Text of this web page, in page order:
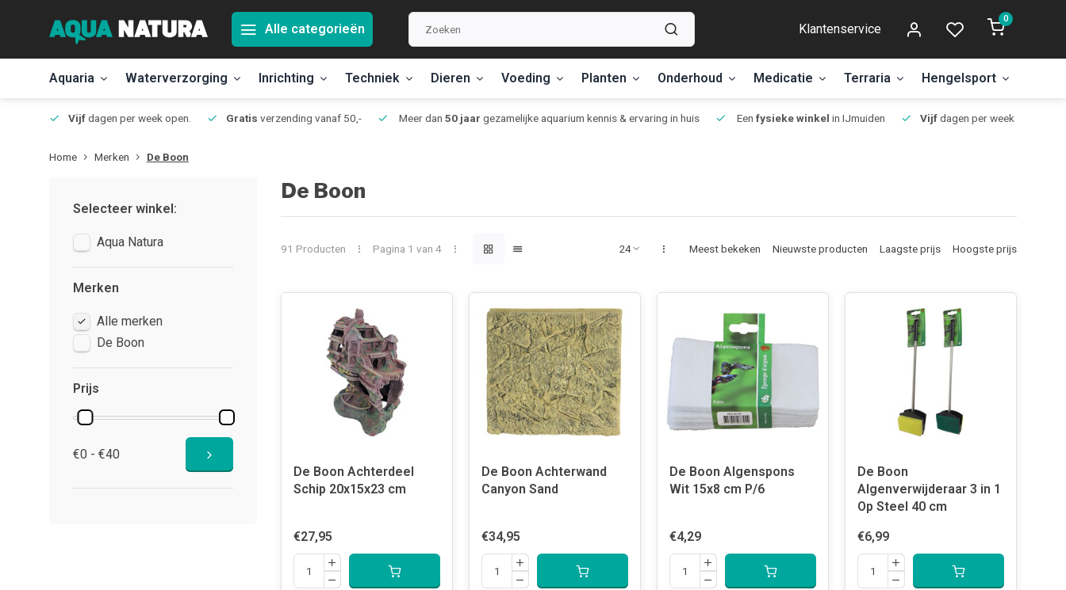
Alle categorieën Klantenservice
0
Aquaria Waterverzorging Inrichting Techniek Dieren Voeding Planten Onderhoud Medicatie Terraria Hengelsport
Vijfdagen per week open. Gratis verzending vanaf 50,- Meer dan 50 jaar gezamelijke aquarium kennis & ervaring in huis Een fysieke winkel in IJmuiden Vijfdagen per week open.
Home Merken De Boon
Selecteer winkel:
Aqua Natura
Merken
Alle merken
De Boon
Prijs
€0 - €40
De Boon
91 Producten Pagina 1 van 4 Meest bekeken Nieuwste producten Laagste prijs Hoogste prijs
De Boon Achterdeel
Schip 20x15x23 cm
€27,95
De Boon Achterwand
Canyon Sand
€34,95
De Boon Algenspons
Wit 15x8 cm P/6
€4,29
De Boon
Algenverwijderaar 3 in 1
Op Steel 40 cm
€6,99